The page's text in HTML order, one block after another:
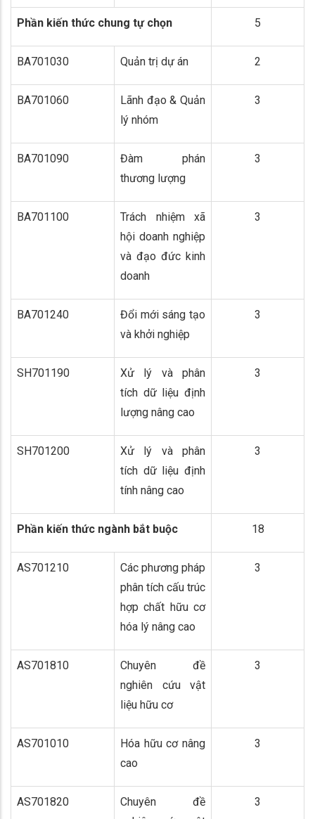
Phần kiến thức chung tự chọn 5
BA701030 Quản trị dự án 2
BA701060
Lãnh đạo & Quản
lý nhóm
3
BA701090
Đàm phán
thương lượng
3
BA701100
Trách nhiệm xã
hội doanh nghiệp
và đạo đức kinh
doanh
3
BA701240
Đổi mới sáng tạo
và khởi nghiệp
3
SH701190
Xử lý và phân
tích dữ liệu định
lượng nâng cao
3
SH701200
Xử lý và phân
tích dữ liệu định
tính nâng cao
3
Phần kiến thức ngành bắt buộc 18
AS701210
Các phương pháp
phân tích cấu trúc
hợp chất hữu cơ
hóa lý nâng cao
3
AS701810
Chuyên đề
nghiên cứu vật
liệu hữu cơ
3
AS701010
Hóa hữu cơ nâng
cao
3
AS701820
Chuyên đề
3